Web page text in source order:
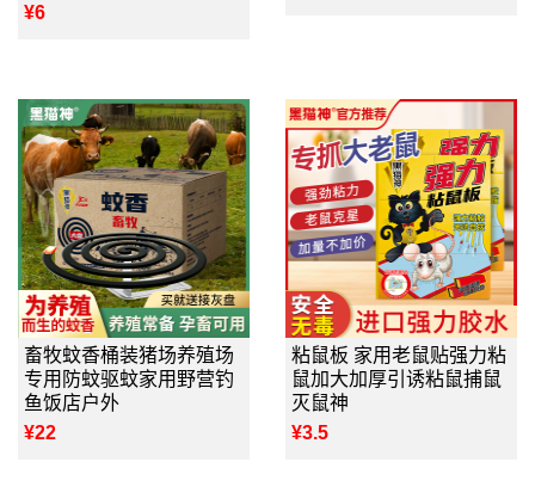
¥6
畜牧蚊香桶装猪场养殖场
专用防蚊驱蚊家用野营钓
鱼饭店户外
¥22
粘鼠板 家用老鼠贴强力粘
鼠加大加厚引诱粘鼠捕鼠
灭鼠神
¥3.5